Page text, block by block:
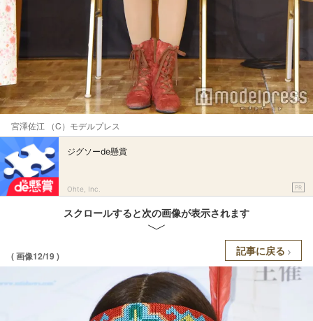
宮澤佐江 （C）モデルプレス
ジグソーde懸賞
Ohte, Inc. PR
スクロールすると次の画像が表示されます
( 画像12/19 ) 記事に戻る